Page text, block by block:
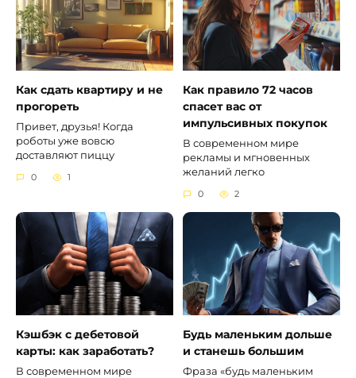
Как сдать квартиру и не
прогореть
Привет, друзья! Когда
роботы уже вовсю
доставляют пиццу
0 1
Как правило 72 часов
спасет вас от
импульсивных покупок
В современном мире
рекламы и мгновенных
желаний легко
0 2
Кэшбэк с дебетовой
карты: как заработать?
В современном мире
Будь маленьким дольше
и станешь большим
Фраза «будь маленьким